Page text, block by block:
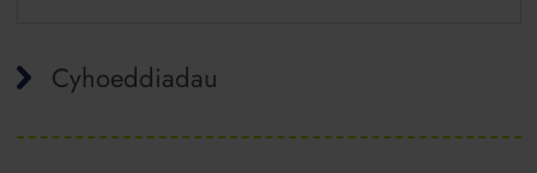
Cyhoeddiadau